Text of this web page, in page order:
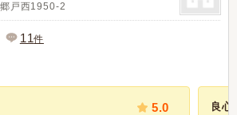
戸西1950-2
11件
5.0 良心